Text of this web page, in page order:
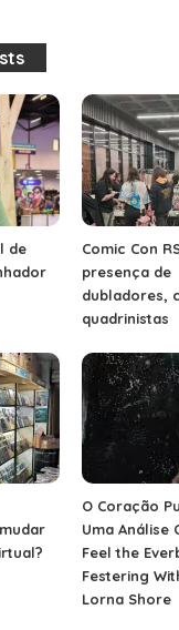
de
Comic Con
presença de
dubladores,
quadrinistas
O Coração
Uma Análise
Feel the
Festering
Lorna Shore